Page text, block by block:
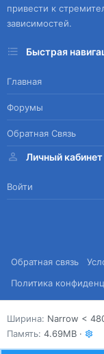
привести к
зависимостей.
Быстрая
Главная
Форумы
Обратная Связь
Личный кабинет
Войти
Обратная связь
Политика
Ширина
Память 4.69MB